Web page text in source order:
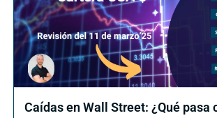
Caídas en Wall Street: ¿Qué pasa